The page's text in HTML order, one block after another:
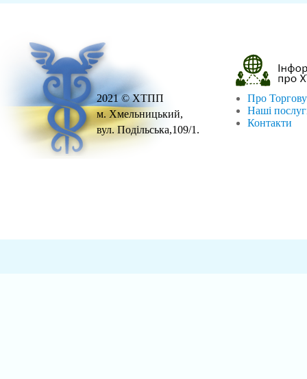
2021 © ХТПП
м. Хмельницький,
вул. Подільська,109/1.
Про
Наші
Контакти